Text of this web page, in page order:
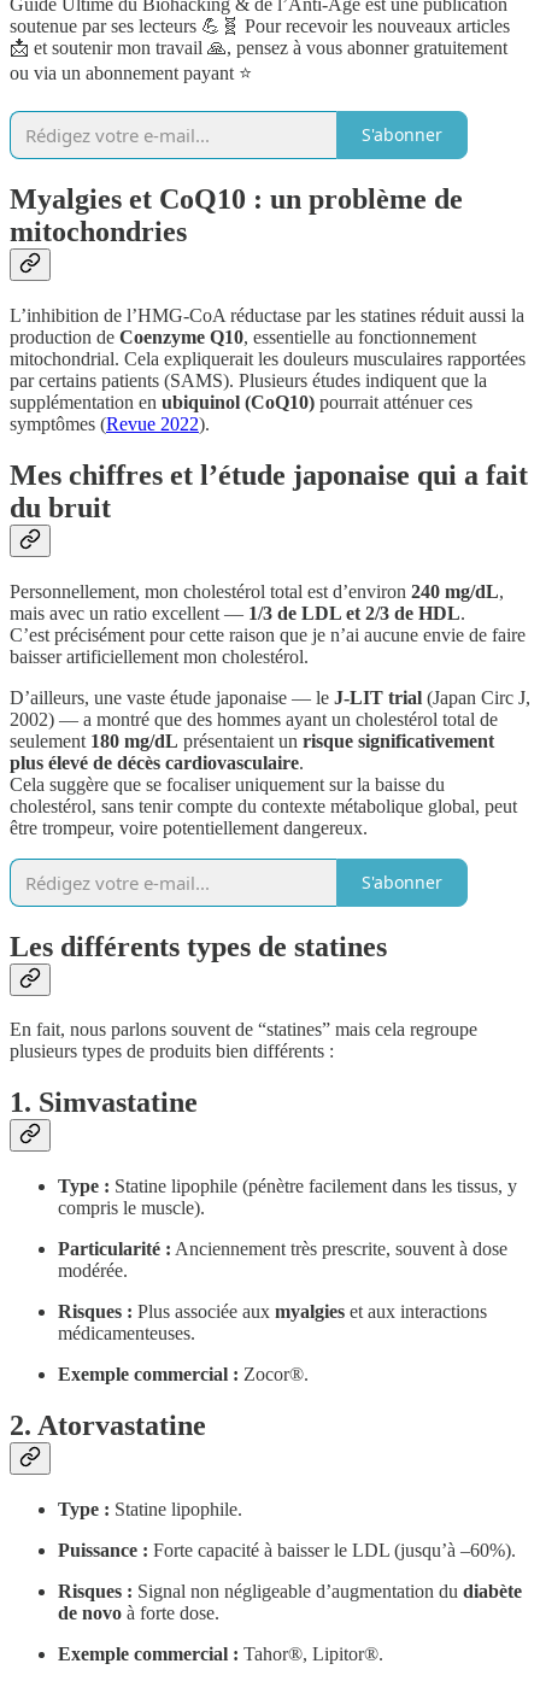
Guide Ultime du Biohacking & de l’Anti-Âge est une publication
soutenue par ses lecteurs 💪🧬 Pour recevoir les nouveaux articles
📩 et soutenir mon travail 🙏, pensez à vous abonner gratuitement
ou via un abonnement payant ⭐️
S'abonner
Myalgies et CoQ10 : un problème de
mitochondries
L’inhibition de l’HMG-CoA réductase par les statines réduit aussi la
production de Coenzyme Q10, essentielle au fonctionnement
mitochondrial. Cela expliquerait les douleurs musculaires rapportées
par certains patients (SAMS). Plusieurs études indiquent que la
supplémentation en ubiquinol (CoQ10) pourrait atténuer ces
symptômes (Revue 2022).
Mes chiffres et l’étude japonaise qui a fait
du bruit
Personnellement, mon cholestérol total est d’environ 240 mg/dL,
mais avec un ratio excellent — 1/3 de LDL et 2/3 de HDL.
C’est précisément pour cette raison que je n’ai aucune envie de faire
baisser artificiellement mon cholestérol.
D’ailleurs, une vaste étude japonaise — le J-LIT trial (Japan Circ J,
2002) — a montré que des hommes ayant un cholestérol total de
seulement 180 mg/dL présentaient un risque significativement
plus élevé de décès cardiovasculaire.
Cela suggère que se focaliser uniquement sur la baisse du
cholestérol, sans tenir compte du contexte métabolique global, peut
être trompeur, voire potentiellement dangereux.
S'abonner
Les différents types de statines
En fait, nous parlons souvent de “statines” mais cela regroupe
plusieurs types de produits bien différents :
1. Simvastatine
Type : Statine lipophile (pénètre facilement dans les tissus, y
compris le muscle).
Particularité : Anciennement très prescrite, souvent à dose
modérée.
Risques : Plus associée aux myalgies et aux interactions
médicamenteuses.
Exemple commercial : Zocor®.
2. Atorvastatine
Type : Statine lipophile.
Puissance : Forte capacité à baisser le LDL (jusqu’à –60%).
Risques : Signal non négligeable d’augmentation du diabète
de novo à forte dose.
Exemple commercial : Tahor®, Lipitor®.